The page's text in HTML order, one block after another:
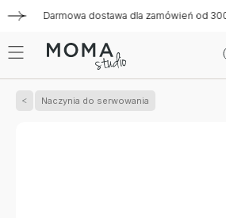
Darmowa dostawa dla zamówień od 300 zł
Naczynia do serwowania